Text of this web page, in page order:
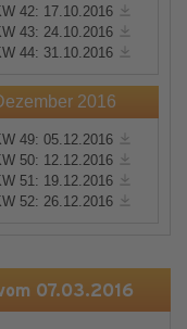
42: 17.10.2016
43: 24.10.2016
44: 31.10.2016
2016
49: 05.12.2016
50: 12.12.2016
51: 19.12.2016
52: 26.12.2016
07.03.2016